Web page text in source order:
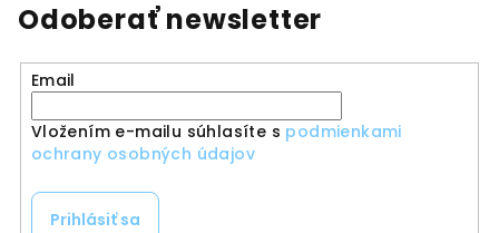
Odoberať newsletter
Email
Vložením e-mailu súhlasíte s podmienkami
ochrany osobných údajov
Prihlásiť sa